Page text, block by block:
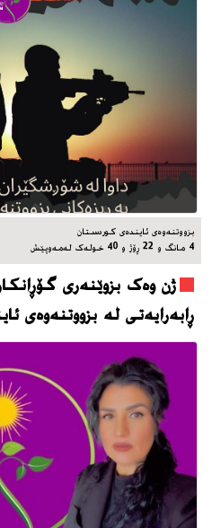
بزووتنه‌وه‌ی ئاینده‌ی کوردستان
4 مانگ و 22 ڕۆژ و 40 خوله‌ک له‌مه‌وپێش‌
ژن وەک بزوێنەری
ڕابەرایەتی لە بزووتنەوەی